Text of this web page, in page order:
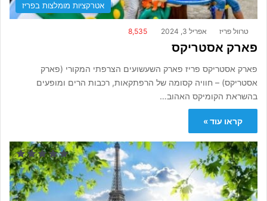
אטרקציות מומלצות בפריז
טרוול פריז אפריל 3, 2024 8,535
פארק אסטריקס
פארק אסטריקס פריז פארק השעשועים הצרפתי המקורי (פארק
אסטריקס) – חוויה קסומה של הרפתקאות, רכבות הרים ומופעים
בהשראת הקומיקס האהוב…
קראו עוד »